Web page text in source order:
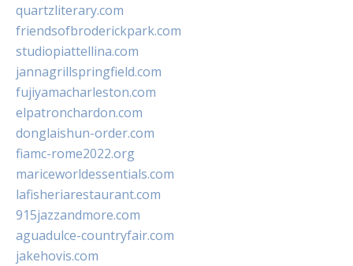
quartzliterary.com
friendsofbroderickpark.com
studiopiattellina.com
jannagrillspringfield.com
fujiyamacharleston.com
elpatronchardon.com
donglaishun-order.com
fiamc-rome2022.org
mariceworldessentials.com
lafisheriarestaurant.com
915jazzandmore.com
aguadulce-countryfair.com
jakehovis.com